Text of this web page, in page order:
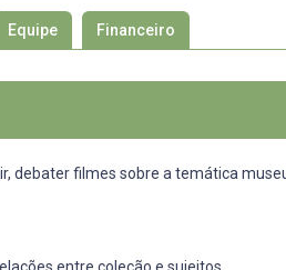
Equipe Financeiro
debater filmes sobre a temática